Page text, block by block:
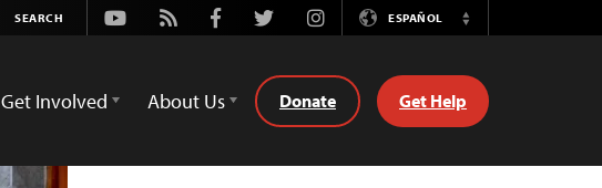
Youtube
Rss FacebookTwitterInstagramESPAÑOL
Switch
Get Involved About Us Donate Get Help